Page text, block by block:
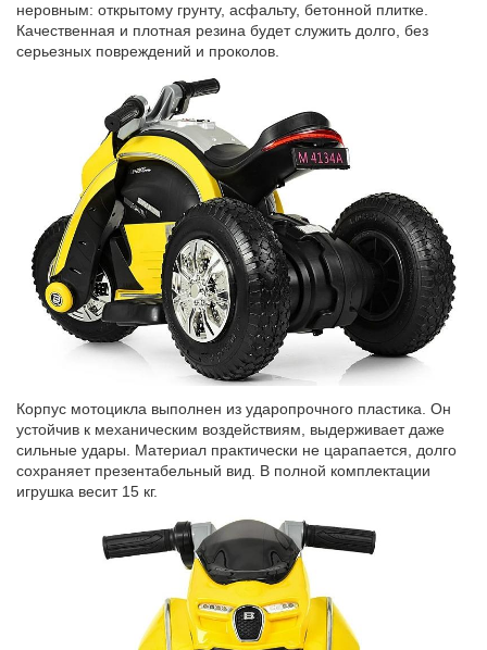
неровным: открытому грунту, асфальту, бетонной плитке.
Качественная и плотная резина будет служить долго, без
серьезных повреждений и проколов.
Корпус мотоцикла выполнен из ударопрочного пластика. Он
устойчив к механическим воздействиям, выдерживает даже
сильные удары. Материал практически не царапается, долго
сохраняет презентабельный вид. В полной комплектации
игрушка весит 15 кг.